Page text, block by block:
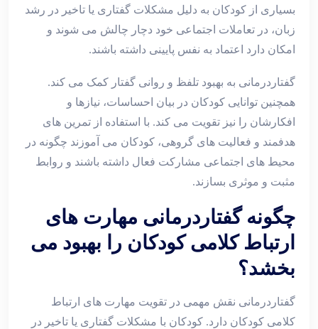
بسیاری از کودکان به دلیل مشکلات گفتاری یا تاخیر در رشد
زبان، در تعاملات اجتماعی خود دچار چالش می ‌شوند و
امکان دارد اعتماد به ‌نفس پایینی داشته باشند.
گفتاردرمانی به بهبود تلفظ و روانی گفتار کمک می ‌کند.
همچنین توانایی کودکان در بیان احساسات، نیازها و
افکارشان را نیز تقویت می ‌کند. با استفاده از تمرین‌ های
هدفمند و فعالیت ‌های گروهی، کودکان می ‌آموزند چگونه در
محیط ‌های اجتماعی مشارکت فعال داشته باشند و روابط
مثبت و موثری بسازند.
چگونه گفتاردرمانی مهارت‌ های
ارتباط کلامی کودکان را بهبود می
‌بخشد؟
گفتاردرمانی نقش مهمی در تقویت مهارت ‌های ارتباط
کلامی کودکان دارد. کودکان با مشکلات گفتاری یا تاخیر در